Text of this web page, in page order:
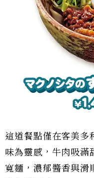
這道餐點僅在客美多
味為靈感，牛肉吸
寬麵，濃郁醬香與滑